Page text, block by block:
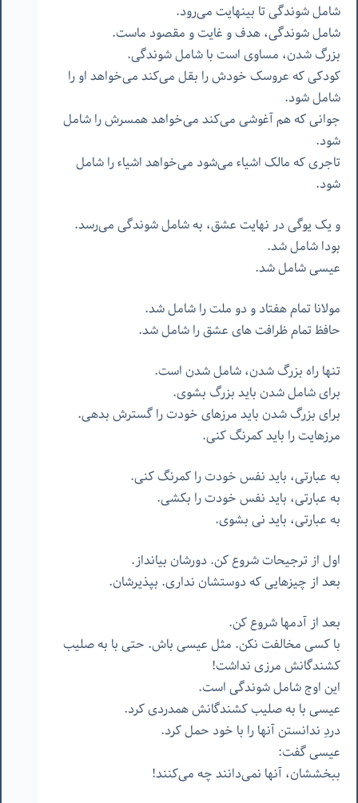
شامل شوندگی تا بینهایت می‌رود.
شامل شوندگی، هدف و غایت و مقصود ماست.
بزرگ شدن، مساوی است با شامل شوندگی.
کودکی که عروسک خودش را بقل می‌کند می‌خواهد او را
شامل شود.
جوانی که هم آغوشی می‌کند می‌خواهد همسرش را شامل
شود.
تاجری که مالک اشیاء می‌شود می‌خواهد اشیاء را شامل
شود.
و یک یوگی در نهایت عشق، به شامل شوندگی می‌رسد.
بودا شامل شد.
عیسی شامل شد.
مولانا تمام هفتاد و دو ملت را شامل شد.
حافظ تمام ظرافت های عشق را شامل شد.
تنها راه بزرگ شدن، شامل شدن است.
برای شامل شدن باید بزرگ بشوی.
برای بزرگ شدن باید مرزهای خودت را گسترش بدهی.
مرزهایت را باید کمرنگ کنی.
به عبارتی، باید نفس خودت را کمرنگ کنی.
به عبارتی، باید نفس خودت را بکشی.
به عبارتی، باید نی بشوی.
اول از ترجیحات شروع کن. دورشان بیانداز.
بعد از چیزهایی که دوستشان نداری. بپذیرشان.
بعد از آدمها شروع کن.
با کسی مخالفت نکن. مثل عیسی باش. حتی با به صلیب
کشندگانش مرزی نداشت!
این اوج شامل شوندگی است.
عیسی با به صلیب کشندگانش همدردی کرد.
دردِ ندانستن آنها را با خود حمل کرد.
عیسی گفت:
ببخششان، آنها نمی‌دانند چه می‌کنند!